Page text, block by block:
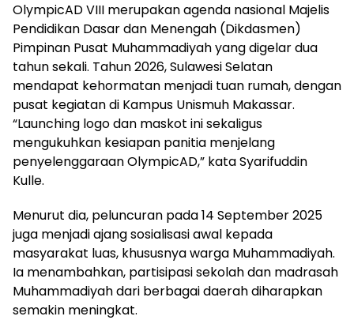
OlympicAD VIII merupakan agenda nasional Majelis
Pendidikan Dasar dan Menengah (Dikdasmen)
Pimpinan Pusat Muhammadiyah yang digelar dua
tahun sekali. Tahun 2026, Sulawesi Selatan
mendapat kehormatan menjadi tuan rumah, dengan
pusat kegiatan di Kampus Unismuh Makassar.
“Launching logo dan maskot ini sekaligus
mengukuhkan kesiapan panitia menjelang
penyelenggaraan OlympicAD,” kata Syarifuddin
Kulle.
Menurut dia, peluncuran pada 14 September 2025
juga menjadi ajang sosialisasi awal kepada
masyarakat luas, khususnya warga Muhammadiyah.
Ia menambahkan, partisipasi sekolah dan madrasah
Muhammadiyah dari berbagai daerah diharapkan
semakin meningkat.